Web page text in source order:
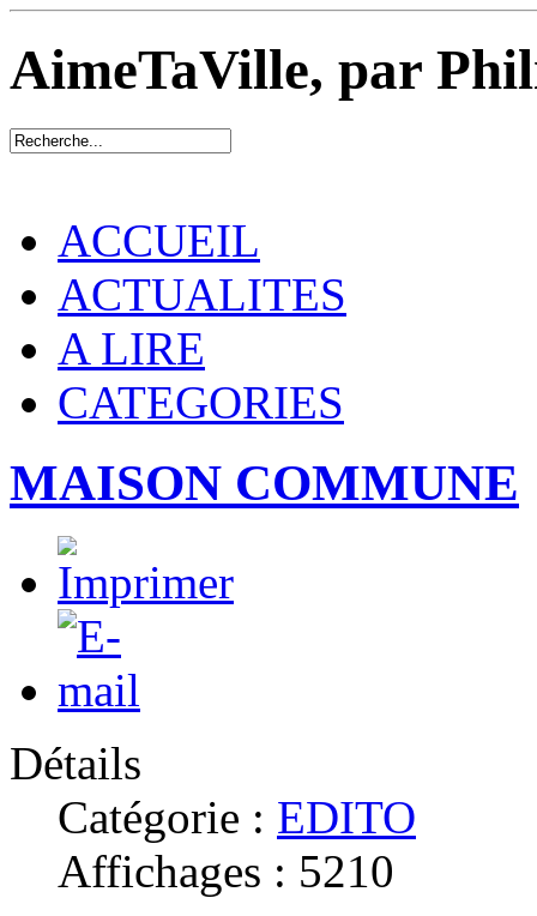
AimeTaVille, par
ACCUEIL
ACTUALITES
A LIRE
CATEGORIES
MAISON COMMUNE
Détails
Catégorie : EDITO
Affichages : 5210